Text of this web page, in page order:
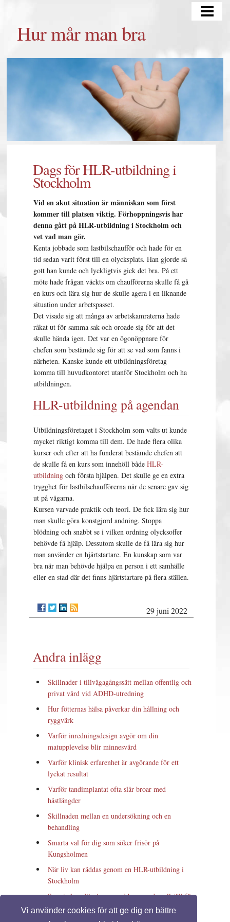
Vi använder cookies för att ge dig en bättre
TÄNKA POSITIVT
Hur mår man bra
Dags för HLR-utbildning i
Stockholm
Vid en akut situation är människan som först
kommer till platsen viktig. Förhoppningsvis har
denna gått på HLR-utbildning i Stockholm och
vet vad man gör.
Kenta jobbade som lastbilschaufför och hade för en
tid sedan varit först till en olycksplats. Han gjorde så
gott han kunde och lyckligtvis gick det bra. På ett
möte hade frågan väckts om chaufförerna skulle få gå
en kurs och lära sig hur de skulle agera i en liknande
situation under arbetspasset.
Det visade sig att många av arbetskamraterna hade
råkat ut för samma sak och oroade sig för att det
skulle hända igen. Det var en ögonöppnare för
chefen som bestämde sig för att se vad som fanns i
närheten. Kanske kunde ett utbildningsföretag
komma till huvudkontoret utanför Stockholm och ha
utbildningen.
HLR-utbildning på agendan
Utbildningsföretaget i Stockholm som valts ut kunde
mycket riktigt komma till dem. De hade flera olika
kurser och efter att ha funderat bestämde chefen att
de skulle få en kurs som innehöll bådeHLR-
utbildning och första hjälpen. Det skulle ge en extra
trygghet för lastbilschaufförerna när de senare gav sig
ut på vägarna.
Kursen varvade praktik och teori. De fick lära sig hur
man skulle göra konstgjord andning. Stoppa
blödning och snabbt se i vilken ordning olycksoffer
behövde få hjälp. Dessutom skulle de få lära sig hur
man använder en hjärtstartare. En kunskap som var
bra när man behövde hjälpa en person i ett samhälle
eller en stad där det finns hjärtstartare på flera ställen.
29 juni 2022
Andra inlägg
Skillnader i tillvägagångssätt mellan offentlig och
privat vård vid ADHD-utredning
Hur fötternas hälsa påverkar din hållning och
ryggvärk
Varför inredningsdesign avgör om din
matupplevelse blir minnesvärd
Varför klinisk erfarenhet är avgörande för ett
lyckat resultat
Varför tandimplantat ofta slår broar med
hästlängder
Skillnaden mellan en undersökning och en
behandling
Smarta val för dig som söker frisör på
Kungsholmen
När liv kan räddas genom en HLR-utbildning i
Stockholm
Smarta lagerlösningar med begagnade pallställ för
effektiv förvaring